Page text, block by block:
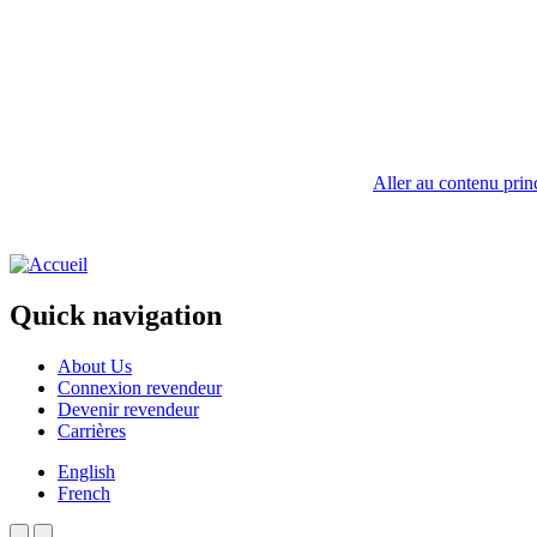
Aller au contenu
Quick navigation
About Us
Connexion revendeur
Devenir revendeur
Carrières
English
French